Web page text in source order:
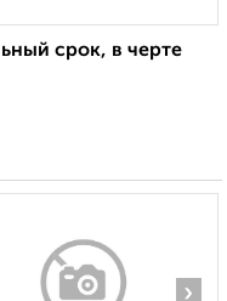
срок, в черте
›